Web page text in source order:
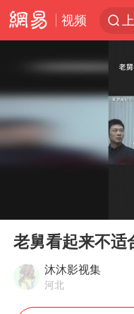
视频
Play
老舅看起来不适
沐沐影视集
河北